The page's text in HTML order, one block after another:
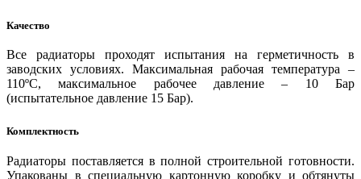
Качество
Все радиаторы проходят испытания на герметичность в
заводских условиях. Максимальная рабочая температура –
110ºС, максимальное рабочее давление – 10 Бар
(испытательное давление 15 Бар).
Комплектность
Радиаторы поставляется в полной строительной готовности.
Упакованы в специальную картонную коробку и обтянуты